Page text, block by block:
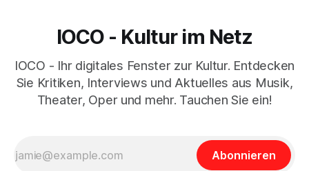
IOCO - Kultur im Netz
IOCO - Ihr digitales Fenster zur Kultur. Entdecken
Sie Kritiken, Interviews und Aktuelles aus Musik,
Theater, Oper und mehr. Tauchen Sie ein!
Abonnieren